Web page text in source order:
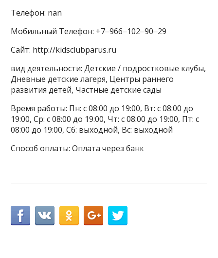
Телефон: nan
Мобильный Телефон: +7‒966‒102‒90‒29
Сайт: http://kidsclubparus.ru
вид деятельности: Детские / подростковые клубы,
Дневные детские лагеря, Центры раннего
развития детей, Частные детские сады
Время работы: Пн: с 08:00 до 19:00, Вт: с 08:00 до
19:00, Ср: с 08:00 до 19:00, Чт: с 08:00 до 19:00, Пт: с
08:00 до 19:00, Сб: выходной, Вс: выходной
Способ оплаты: Оплата через банк